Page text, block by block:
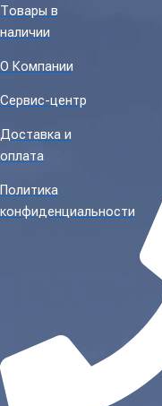
Товары в
наличии
О Компании
Сервис-центр
Доставка и
оплата
Политика
конфиденциальности